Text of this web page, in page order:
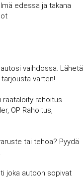
edessä ja takana
vaihdossa. Lähetä
varten!
räätälöity rahoitus
OP Rahoitus,
tai tehoa? Pyydä
joka autoon sopivat